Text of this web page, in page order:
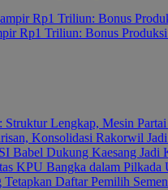
Rp1 Triliun: Bonus
Lengkap, Mesin
Konsolidasi Rakorwil
Babel Dukung Kaesang Jadi
KPU Bangka dalam Pilkada
Daftar Pemilih